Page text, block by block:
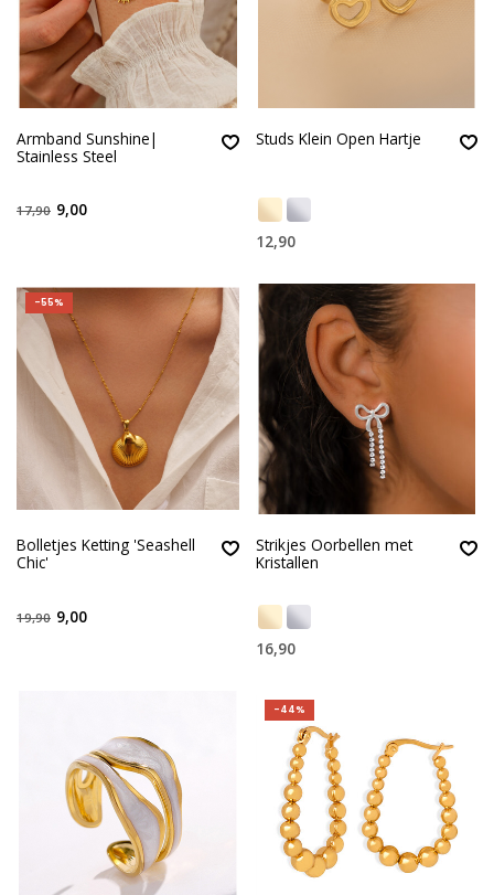
Armband Sunshine|
Stainless Steel
17,90 9,00
Studs Klein Open Hartje
12,90
-55%
Bolletjes Ketting 'Seashell
Chic'
19,90 9,00
Strikjes Oorbellen met
Kristallen
16,90
-44%